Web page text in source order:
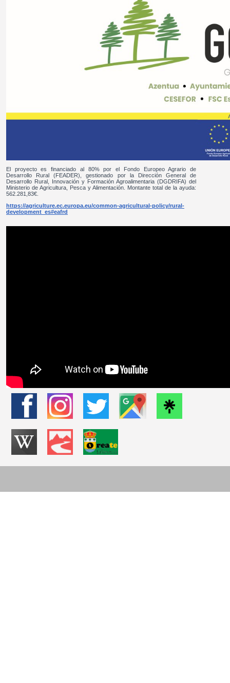
El proyecto es financiado al 80% por el Fondo Europeo Agrario de
Desarrollo Rural (FEADER), gestionado por la Dirección General de
Desarrollo Rural, Innovación y Formación Agroalimentaria (DGDRIFA) del
Ministerio de Agricultura, Pesca y Alimentación. Montante total de la ayuda:
562.281,83€.
https://agriculture.ec.europa.eu/common-agricultural-policy/rural-
development_es#eafrd